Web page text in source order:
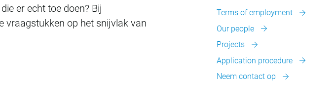
er echt toe doen? Bij
vraagstukken op het snijvlak van
Terms of employment
Our people
Projects
Application procedure
Neem contact op